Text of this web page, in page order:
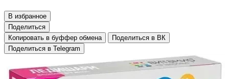
В избранное
Поделиться
Копировать в буффер обмена
Поделиться в ВК
Поделиться в Telegram